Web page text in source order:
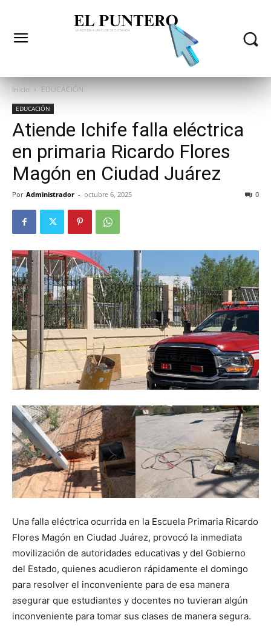
Inicio EDUCACIÓN
EDUCACIÓN
Atiende Ichife falla eléctrica
en primaria Ricardo Flores
Magón en Ciudad Juárez
Por Administrador - octubre 6, 2025 0
Una falla eléctrica ocurrida en la Escuela Primaria Ricardo
Flores Magón en Ciudad Juárez, provocó la inmediata
movilización de autoridades educativas y del Gobierno
del Estado, quienes acudieron rápidamente el domingo
para resolver el inconveniente para de esa manera
asegurar que estudiantes y docentes no tuvieran algún
inconveniente para tomar sus clases de manera segura.